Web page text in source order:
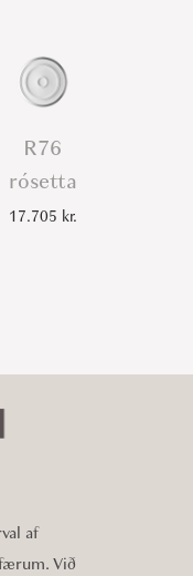
R76
rósetta
17.705 kr.
af
Við